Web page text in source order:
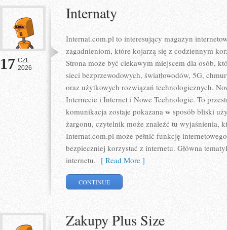
17 CZE
2026
Internaty
Internat.com.pl to interesujący magazyn
zagadnieniom, które kojarzą się z codziennym
Strona może być ciekawym miejscem dla osób,
sieci bezprzewodowych, światłowodów, 5G,
oraz użytkowych rozwiązań technologicznych.
Internecie i Internet i Nowe Technologie. To
komunikacja zostaje pokazana w sposób bliski
żargonu, czytelnik może znaleźć tu wyjaśnienia,
Internat.com.pl może pełnić funkcję
bezpieczniej korzystać z internetu. Główna
internetu. [ Read More ]
CONTINUE
Zakupy Plus Size